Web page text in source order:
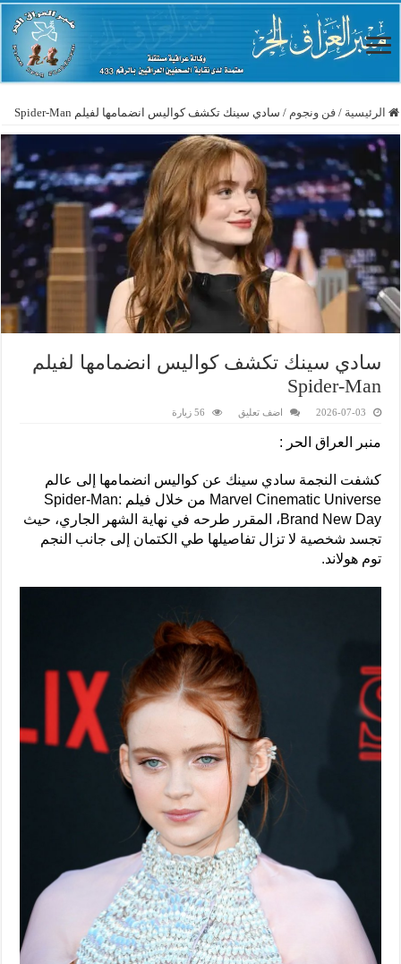
الرئيسية / فن ونجوم / سادي سينك تكشف كواليس انضمامها لفيلم Spider-Man
سادي سينك تكشف كواليس انضمامها لفيلم
Spider-Man
2026-07-03 اضف تعليق 56 زيارة
منبر العراق الحر :
كشفت النجمة سادي سينك عن كواليس انضمامها إلى عالم
Marvel Cinematic Universe من خلال فيلم Spider-Man:
Brand New Day، المقرر طرحه في نهاية الشهر الجاري، حيث
تجسد شخصية لا تزال تفاصيلها طي الكتمان إلى جانب النجم
توم هولاند.